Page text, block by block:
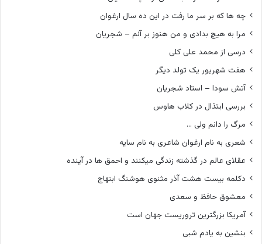
چه ها که بر سر ما رفت در این ده سال ارغوان
مرا به هیچ بدادی و من هنوز بر آنم – شجریان
درسی از محمد علی کلی
هفت شهریور یک تولد دیگر
آتش سودا – استاد شجریان
بررسی ابتذال در کلاب هاوس
مرگ را دانم ولی …
شعری به نام ارغوان شاعری به نام سایه
عقلای عالم در گذشته زندگی میکنند و احمق ها در آینده
دکلمه بیست هشت آذر مثنوی هوشنگ ابتهاج
معشوق حافظ و سعدی
آمریکا بزرگترین تروریست جهان است
بنشین به یادم شبی